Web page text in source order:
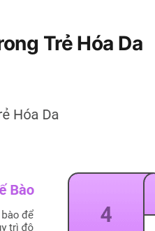
Trẻ Hóa Da